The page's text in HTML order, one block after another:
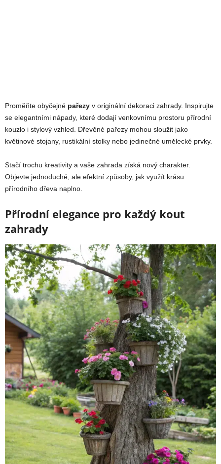
Proměňte obyčejné pařezy v originální dekoraci zahrady. Inspirujte
se elegantními nápady, které dodají venkovnímu prostoru přírodní
kouzlo i stylový vzhled. Dřevěné pařezy mohou sloužit jako
květinové stojany, rustikální stolky nebo jedinečné umělecké prvky.
Stačí trochu kreativity a vaše zahrada získá nový charakter.
Objevte jednoduché, ale efektní způsoby, jak využít krásu
přírodního dřeva naplno.
Přírodní elegance pro každý kout
zahrady